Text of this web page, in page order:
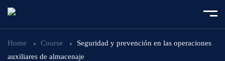
Home Course
Seguridad y prevención en las operaciones
auxiliares de almacenaje